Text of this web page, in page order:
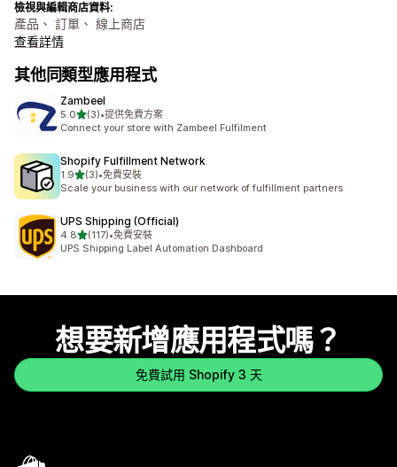
檢視與編輯商店資料:
產品、 訂單、 線上商店
查看詳情
其他同類型應用程式
Zambeel
5.0滿分 5 顆星
(3)
共有 3 則評價
•提供免費方案
Connect your store with Zambeel Fulfilment
Shopify Fulfillment Network
1.9滿分 5 顆星
(3)
共有 3 則評價
•免費安裝
Scale your business with our network of fulfillment partners
UPS Shipping (Official)
4.8滿分 5 顆星
(117)
共有 117 則評價
•免費安裝
UPS Shipping Label Automation Dashboard
想要新增應用程式嗎？
免費試用 Shopify 3 天